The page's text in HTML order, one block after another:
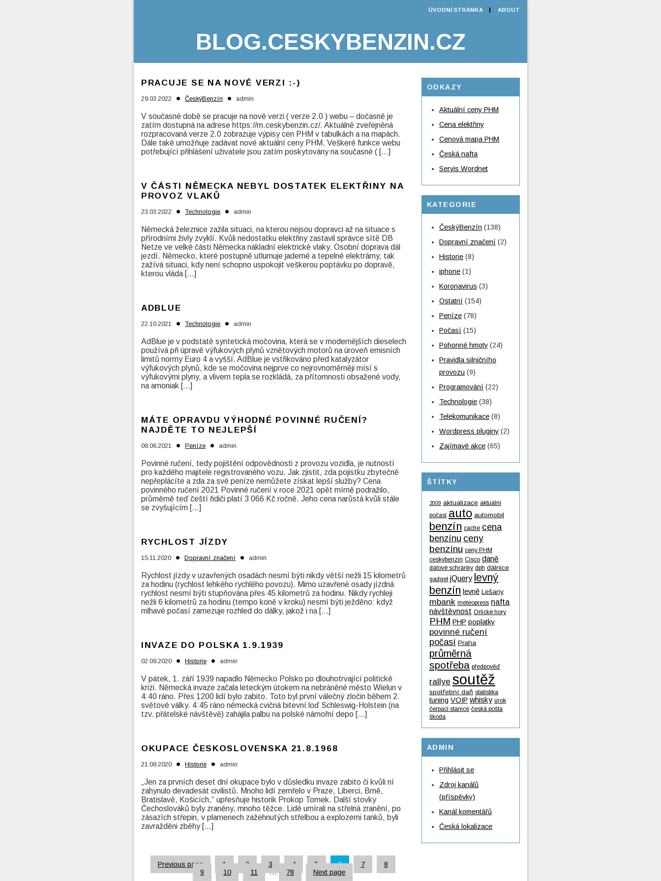
ÚVODNÍ STRÁNKA ABOUT
BLOG.CESKYBENZIN.CZ
PRACUJE SE NA NOVÉ VERZI :-)
29.03.2022 • ČeskýBenzín • admin
V současné době se pracuje na nové verzi ( verze 2.0 ) webu – dočasně je
zatím dostupná na adrese https://m.ceskybenzin.cz/. Aktuálně zveřejněná
rozpracovaná verze 2.0 zobrazuje výpisy cen PHM v tabulkách a na mapách.
Dále také umožňuje zadávat nové aktuální ceny PHM. Veškeré funkce webu
potřebující přihlášení uživatele jsou zatím poskytovány na současné ( […]
V ČÁSTI NĚMECKA NEBYL DOSTATEK ELEKTŘINY NA
PROVOZ VLAKŮ
23.03.2022 • Technologie • admin
Německá železnice zažila situaci, na kterou nejsou dopravci až na situace s
přírodními živly zvyklí. Kvůli nedostatku elektřiny zastavil správce sítě DB
Netze ve velké části Německa nákladní elektrické vlaky. Osobní doprava dál
jezdí. Německo, které postupně utlumuje jaderné a tepelné elektrárny, tak
zažívá situaci, kdy není schopno uspokojit veškerou poptávku po dopravě,
kterou vláda […]
ADBLUE
22.10.2021 • Technologie • admin
AdBlue je v podstatě syntetická močovina, která se v modernějších dieselech
používá při úpravě výfukových plynů vznětových motorů na úroveň emisních
limitů normy Euro 4 a vyšší. AdBlue je vstřikováno před katalyzátor
výfukových plynů, kde se močovina nejprve co nejrovnoměrněji mísí s
výfukovými plyny, a vlivem tepla se rozkládá, za přítomnosti obsažené vody,
na amoniak […]
MÁTE OPRAVDU VÝHODNÉ POVINNÉ RUČENÍ?
NAJDĚTE TO NEJLEPŠÍ
08.06.2021 • Peníze • admin
Povinné ručení, tedy pojištění odpovědnosti z provozu vozidla, je nutností
pro každého majitele registrovaného vozu. Jak zjistit, zda pojistku zbytečně
nepřeplácíte a zda za své peníze nemůžete získat lepší služby? Cena
povinného ručení 2021 Povinné ručení v roce 2021 opět mírně podražilo,
průměrně teď čeští řidiči platí 3 066 Kč ročně. Jeho cena narůstá kvůli stále
se zvyšujícím […]
RYCHLOST JÍZDY
15.11.2020 • Dopravní značení • admin
Rychlost jízdy v uzavřených osadách nesmí býti nikdy větší nežli 15 kilometrů
za hodinu (rychlost lehkého rychlého povozu). Mimo uzavřené osady jízdná
rychlost nesmí býti stupňována přes 45 kilometrů za hodinu. Nikdy rychleji
nežli 6 kilometrů za hodinu (tempo koně v kroku) nesmí býti ježděno: když
mlhavé počasí zamezuje rozhled do dálky, jakož i na […]
INVAZE DO POLSKA 1.9.1939
02.09.2020 • Historie • admin
V pátek, 1. září 1939 napadlo Německo Polsko po dlouhotrvající politické
krizi. Německá invaze začala leteckým útokem na nebráněné město Wielun v
4:40 ráno. Přes 1200 lidí bylo zabito. Toto byl první válečný zločin během 2.
světové války. 4:45 ráno německá cvičná bitevní loď Schleswig-Holstein (na
tzv. přátelské návštěvě) zahájila palbu na polské námořní depo […]
OKUPACE ČESKOSLOVENSKA 21.8.1968
21.08.2020 • Historie • admin
„Jen za prvních deset dní okupace bylo v důsledku invaze zabito či kvůli ní
zahynulo devadesát civilistů. Mnoho lidí zemřelo v Praze, Liberci, Brně,
Bratislavě, Košicích,“ upřesňuje historik Prokop Tomek. Další stovky
Čechoslováků byly zraněny, mnoho těžce. Lidé umírali na střelná zranění, po
zásazích střepin, v plamenech zažehnutých střelbou a explozemi tanků, byli
zavražděni zběhy […]
Previous page 1 2 3 4 5 6 7
8
9
10 11 … 78 Next page
ODKAZY
Aktuální ceny PHM
Cena elektřiny
Cenová mapa PHM
Česká nafta
Servis Wordnet
KATEGORIE
ČeskýBenzín (138)
Dopravní značení (2)
Historie (8)
iphone (1)
Koronavirus (3)
Ostatní (154)
Peníze (78)
Počasí (15)
Pohonné hmoty (24)
Pravidla silničního
provozu (9)
Programování (22)
Technologie (38)
Telekomunikace (8)
Wordpress pluginy (2)
Zajímavé akce (65)
ŠTÍTKY
2009 aktualizace aktuální
počasí auto automobil
benzín cache cena
benzínu ceny
benzínu ceny PHM
ceskybenzin Cisco daně
datové schránky dph dálnice
gadget jQuery levný
benzín levně Lešany
mbank meteopress nafta
návštěvnost Orlické hory
PHM PHP poplatky
povinné ručení
počasí Praha
průměrná
spotřeba předpověď
rallye soutěž
spotřební daň statistika
tuning VOIP whisky úrok
čerpací stanice česká pošta
škoda
ADMIN
Přihlásit se
Zdroj kanálů
(příspěvky)
Kanál komentářů
Česká lokalizace